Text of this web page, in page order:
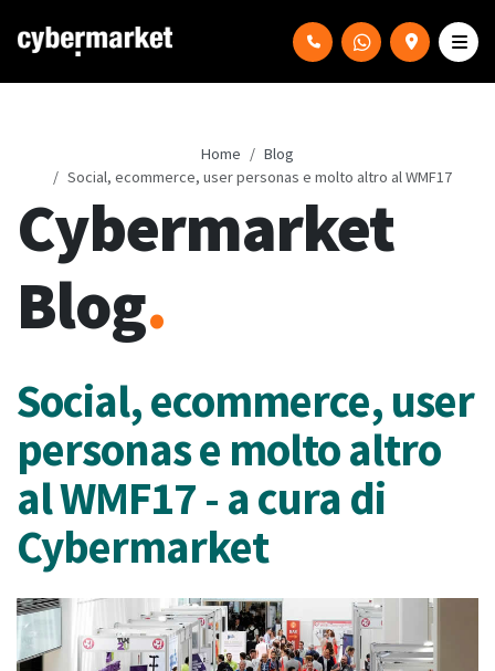
Home
Blog
Social, ecommerce, user personas e molto altro al WMF17
Cybermarket
Blog.
Social, ecommerce, user
personas e molto altro
al WMF17 - a cura di
Cybermarket